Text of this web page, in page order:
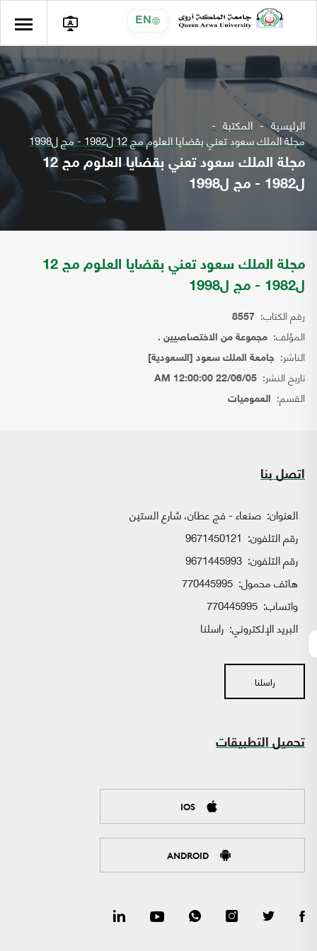
EN
الرئيسية المكتبة
مجلة الملك سعود تعني بقضايا العلوم مج 12 ل1982 - مج ل1998
مجلة الملك سعود تعني بقضايا العلوم مج 12
ل1982 - مج ل1998
مجلة الملك سعود تعني بقضايا العلوم مج 12
ل1982 - مج ل1998
رقم الكتاب: 8557
المؤلف: مجموعة من الاختصاصيين .
الناشر: جامعة الملك سعود [السعودية]
تاريخ النشر: 22/06/05 12:00:00 AM
القسم: العموميات
اتصل بنا
العنوان: صنعاء - فج عطان، شارع الستين
رقم التلفون: 9671450121
رقم التلفون: 9671445993
هاتف محمول: 770445995
واتساب:
البريد الإلكتروني: راسلنا
راسلنا
تحميل التطبيقات
IOS
ANDROID